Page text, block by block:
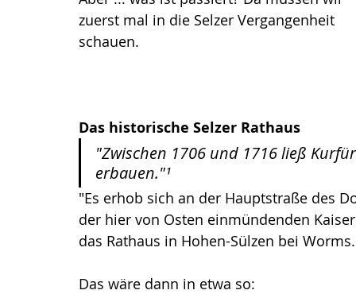
zuerst mal in die Selzer Vergangenheit
schauen.
Das historische Selzer Rathaus
"Zwischen 1706 und 1716 ließ
erbauen."¹
"Es erhob sich an der Hauptstraße des
der hier von Osten einmündenden
das Rathaus in Hohen-Sülzen bei
Das wäre dann in etwa so: